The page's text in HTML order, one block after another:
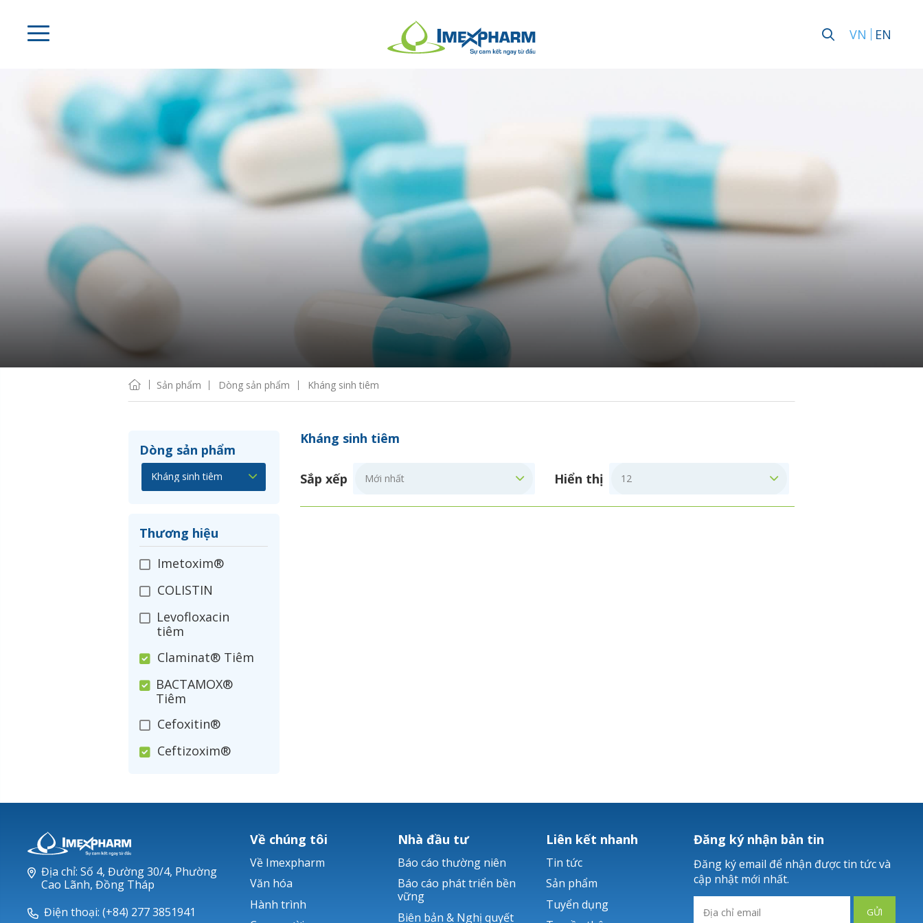
VN EN
Sản phẩm Dòng sản phẩm Kháng sinh tiêm
Dòng sản phẩm
Thương hiệu
Imetoxim®
COLISTIN
Levofloxacin
tiêm
Claminat® Tiêm
BACTAMOX®
Tiêm
Cefoxitin®
Ceftizoxim®
Nerusyn®
Ticarlinat®
Zobacta®
Kháng sinh tiêm
Sắp xếp Hiển thị
Địa chỉ: Số 4, Đường 30/4, Phường
Cao Lãnh, Đồng Tháp
Điện thoại: (+84) 277 3851941
Về chúng tôi
Về Imexpharm
Văn hóa
Hành trình
Nhà đầu tư
Báo cáo thường niên
Báo cáo phát triển bền
vững
Biên bản & Nghị quyết
Liên kết nhanh
Tin tức
Sản phẩm
Tuyển dụng
Đăng ký nhận bản tin
Đăng ký email để nhận được tin tức và
cập nhật mới nhất.
GỬI